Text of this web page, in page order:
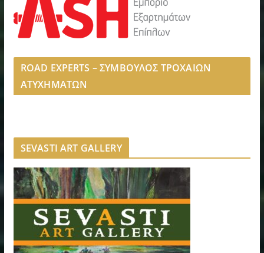
ROAD EXPERTS – ΣΥΜΒΟΥΛΟΣ ΤΡΟΧΑΙΩΝ
ΑΤΥΧΗΜΑΤΩΝ
SEVASTI ART GALLERY